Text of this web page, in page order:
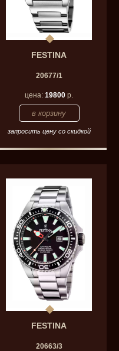
FESTINA
20677/1
цена:19800 р.
запросить цену со скидкой
FESTINA
20663/3